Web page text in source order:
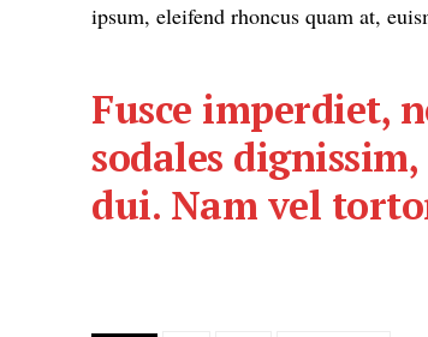
ipsum, eleifend rhoncus quam at,
Fusce imperdiet,
sodales
dui. Nam vel